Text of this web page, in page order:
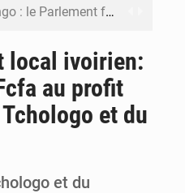
Congo : le Parlement formule 28 recommandations sur le Cadre budgétaire 2027-2029
Congo : Brazzaville se dote d’un plan d’action pour renforcer sa résilience climatique
Congo : la Grande foire agricole pour renforcer la souveraineté alimentaire
Congo-RDC : Brazzaville et Kinshasa renforcent leur coopération en faveur de la jeunesse
local ivoirien:
au profit
et du
et du